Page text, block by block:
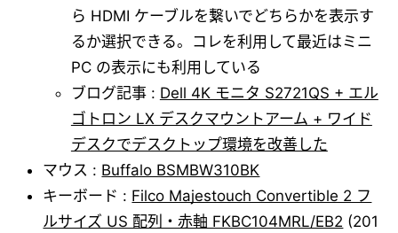
ら HDMI ケーブルを繋いでどちらかを表示す
るか選択できる。コレを利用して最近はミニ
PC の表示にも利用している
ブログ記事 : Dell 4K モニタ S2721QS + エル
ゴトロン LX デスクマウントアーム + ワイド
デスクでデスクトップ環境を改善した
マウス : Buffalo BSMBW310BK
キーボード : Filco Majestouch Convertible 2 フ
ルサイズ US 配列・赤軸 FKBC104MRL/EB2 (201